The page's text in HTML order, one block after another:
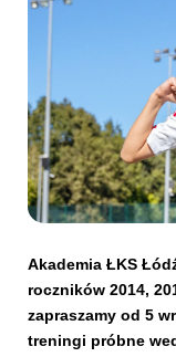
SKLEP
Akademia ŁKS
roczników 2014,
zapraszamy od 5
treningi próbne